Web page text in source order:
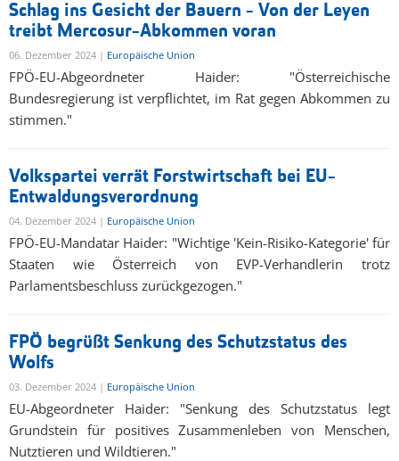
Schlag ins Gesicht der Bauern - Von der Leyen
treibt Mercosur-Abkommen voran
06. Dezember 2024 | Europäische Union
FPÖ-EU-Abgeordneter Haider: "Österreichische
Bundesregierung ist verpflichtet, im Rat gegen Abkommen zu
stimmen."
Volkspartei verrät Forstwirtschaft bei EU-
Entwaldungsverordnung
04. Dezember 2024 | Europäische Union
FPÖ-EU-Mandatar Haider: "Wichtige 'Kein-Risiko-Kategorie' für
Staaten wie Österreich von EVP-Verhandlerin trotz
Parlamentsbeschluss zurückgezogen."
FPÖ begrüßt Senkung des Schutzstatus des
Wolfs
03. Dezember 2024 | Europäische Union
EU-Abgeordneter Haider: "Senkung des Schutzstatus legt
Grundstein für positives Zusammenleben von Menschen,
Nutztieren und Wildtieren."